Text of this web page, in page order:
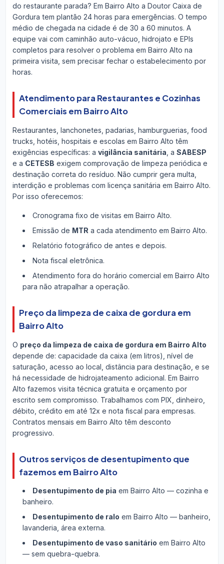
do restaurante parada? Em Bairro Alto a Doutor Caixa de
Gordura tem plantão 24 horas para emergências. O tempo
médio de chegada na cidade é de 30 a 60 minutos. A
equipe vai com caminhão auto-vácuo, hidrojato e EPIs
completos para resolver o problema em Bairro Alto na
primeira visita, sem precisar fechar o estabelecimento por
horas.
Atendimento para Restaurantes e Cozinhas
Comerciais em Bairro Alto
Restaurantes, lanchonetes, padarias, hamburguerias, food
trucks, hotéis, hospitais e escolas em Bairro Alto têm
exigências específicas: a vigilância sanitária , a SABESP
e a CETESB exigem comprovação de limpeza periódica e
destinação correta do resíduo. Não cumprir gera multa,
interdição e problemas com licença sanitária em Bairro Alto.
Por isso oferecemos:
Cronograma fixo de visitas em Bairro Alto.
Emissão de MTR a cada atendimento em Bairro Alto.
Relatório fotográfico de antes e depois.
Nota fiscal eletrônica.
Atendimento fora do horário comercial em Bairro Alto
para não atrapalhar a operação.
Preço da limpeza de caixa de gordura em
Bairro Alto
O preço da limpeza de caixa de gordura em Bairro Alto
depende de: capacidade da caixa (em litros), nível de
saturação, acesso ao local, distância para destinação, e se
há necessidade de hidrojateamento adicional. Em Bairro
Alto fazemos visita técnica gratuita e orçamento por
escrito sem compromisso. Trabalhamos com PIX, dinheiro,
débito, crédito em até 12x e nota fiscal para empresas.
Contratos mensais em Bairro Alto têm desconto
progressivo.
Outros serviços de desentupimento que
fazemos em Bairro Alto
Desentupimento de pia em Bairro Alto — cozinha e
banheiro.
Desentupimento de ralo em Bairro Alto — banheiro,
lavanderia, área externa.
Desentupimento de vaso sanitário em Bairro Alto
— sem quebra-quebra.